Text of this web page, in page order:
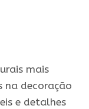
mais
na decoração
e detalhes